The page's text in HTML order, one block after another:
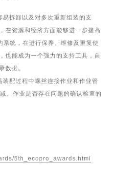
拆卸以及对多次重新组装的支
在资源和经济方面能够进一步提高
统，在进行保养、维修及重复使
也能成为一个强力的支持工具，自
数据。
配过程中螺丝连接作业和作业管
、作业是否存在问题的确认检查的
5th_ecopro_awards.html